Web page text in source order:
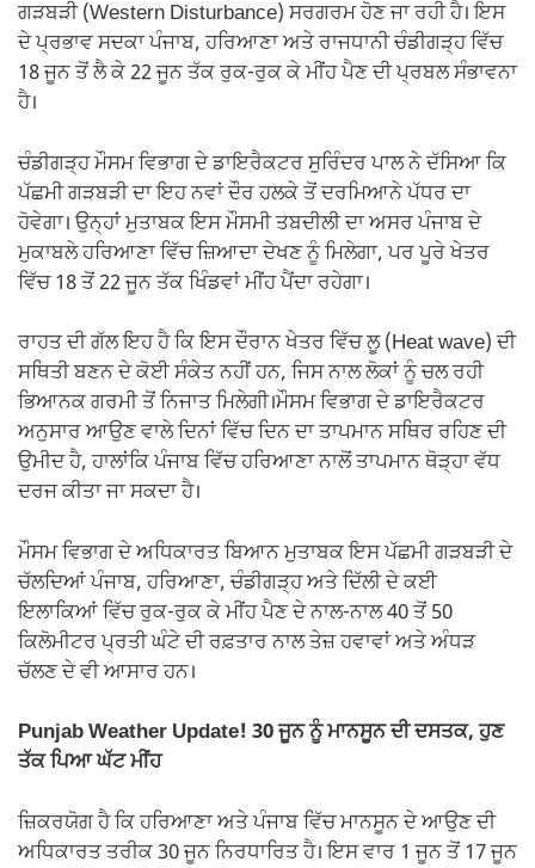
ਗੜਬੜੀ (Western Disturbance) ਸਰਗਰਮ ਹੋਣ ਜਾ ਰਹੀ ਹੈ। ਇਸ
ਦੇ ਪ੍ਰਭਾਵ ਸਦਕਾ ਪੰਜਾਬ, ਹਰਿਆਣਾ ਅਤੇ ਰਾਜਧਾਨੀ ਚੰਡੀਗੜ੍ਹ ਵਿੱਚ
18 ਜੂਨ ਤੋਂ ਲੈ ਕੇ 22 ਜੂਨ ਤੱਕ ਰੁਕ-ਰੁਕ ਕੇ ਮੀਂਹ ਪੈਣ ਦੀ ਪ੍ਰਬਲ ਸੰਭਾਵਨਾ
ਹੈ।
ਚੰਡੀਗੜ੍ਹ ਮੌਸਮ ਵਿਭਾਗ ਦੇ ਡਾਇਰੈਕਟਰ ਸੁਰਿੰਦਰ ਪਾਲ ਨੇ ਦੱਸਿਆ ਕਿ
ਪੱਛਮੀ ਗੜਬੜੀ ਦਾ ਇਹ ਨਵਾਂ ਦੌਰ ਹਲਕੇ ਤੋਂ ਦਰਮਿਆਨੇ ਪੱਧਰ ਦਾ
ਹੋਵੇਗਾ। ਉਨ੍ਹਾਂ ਮੁਤਾਬਕ ਇਸ ਮੌਸਮੀ ਤਬਦੀਲੀ ਦਾ ਅਸਰ ਪੰਜਾਬ ਦੇ
ਮੁਕਾਬਲੇ ਹਰਿਆਣਾ ਵਿੱਚ ਜ਼ਿਆਦਾ ਦੇਖਣ ਨੂੰ ਮਿਲੇਗਾ, ਪਰ ਪੂਰੇ ਖੇਤਰ
ਵਿੱਚ 18 ਤੋਂ 22 ਜੂਨ ਤੱਕ ਖਿੰਡਵਾਂ ਮੀਂਹ ਪੈਂਦਾ ਰਹੇਗਾ।
ਰਾਹਤ ਦੀ ਗੱਲ ਇਹ ਹੈ ਕਿ ਇਸ ਦੌਰਾਨ ਖੇਤਰ ਵਿੱਚ ਲੂ (Heat wave) ਦੀ
ਸਥਿਤੀ ਬਣਨ ਦੇ ਕੋਈ ਸੰਕੇਤ ਨਹੀਂ ਹਨ, ਜਿਸ ਨਾਲ ਲੋਕਾਂ ਨੂੰ ਚਲ ਰਹੀ
ਭਿਆਨਕ ਗਰਮੀ ਤੋਂ ਨਿਜਾਤ ਮਿਲੇਗੀ।ਮੌਸਮ ਵਿਭਾਗ ਦੇ ਡਾਇਰੈਕਟਰ
ਅਨੁਸਾਰ ਆਉਣ ਵਾਲੇ ਦਿਨਾਂ ਵਿੱਚ ਦਿਨ ਦਾ ਤਾਪਮਾਨ ਸਥਿਰ ਰਹਿਣ ਦੀ
ਉਮੀਦ ਹੈ, ਹਾਲਾਂਕਿ ਪੰਜਾਬ ਵਿੱਚ ਹਰਿਆਣਾ ਨਾਲੋਂ ਤਾਪਮਾਨ ਥੋੜ੍ਹਾ ਵੱਧ
ਦਰਜ ਕੀਤਾ ਜਾ ਸਕਦਾ ਹੈ।
ਮੌਸਮ ਵਿਭਾਗ ਦੇ ਅਧਿਕਾਰਤ ਬਿਆਨ ਮੁਤਾਬਕ ਇਸ ਪੱਛਮੀ ਗੜਬੜੀ ਦੇ
ਚੱਲਦਿਆਂ ਪੰਜਾਬ, ਹਰਿਆਣਾ, ਚੰਡੀਗੜ੍ਹ ਅਤੇ ਦਿੱਲੀ ਦੇ ਕਈ
ਇਲਾਕਿਆਂ ਵਿੱਚ ਰੁਕ-ਰੁਕ ਕੇ ਮੀਂਹ ਪੈਣ ਦੇ ਨਾਲ-ਨਾਲ 40 ਤੋਂ 50
ਕਿਲੋਮੀਟਰ ਪ੍ਰਤੀ ਘੰਟੇ ਦੀ ਰਫ਼ਤਾਰ ਨਾਲ ਤੇਜ਼ ਹਵਾਵਾਂ ਅਤੇ ਅੰਧੜ
ਚੱਲਣ ਦੇ ਵੀ ਆਸਾਰ ਹਨ।
Punjab Weather Update! 30 ਜੂਨ ਨੂੰ ਮਾਨਸੂਨ ਦੀ ਦਸਤਕ, ਹੁਣ
ਤੱਕ ਪਿਆ ਘੱਟ ਮੀਂਹ
ਜ਼ਿਕਰਯੋਗ ਹੈ ਕਿ ਹਰਿਆਣਾ ਅਤੇ ਪੰਜਾਬ ਵਿੱਚ ਮਾਨਸੂਨ ਦੇ ਆਉਣ ਦੀ
ਅਧਿਕਾਰਤ ਤਰੀਕ 30 ਜੂਨ ਨਿਰਧਾਰਿਤ ਹੈ। ਇਸ ਵਾਰ 1 ਜੂਨ ਤੋਂ 17 ਜੂਨ